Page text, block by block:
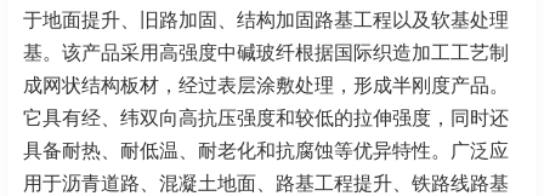
于地面提升、旧路加固、结构加固路基工程以及软基处理
基。该产品采用高强度中碱玻纤根据国际织造加工工艺制
成网状结构板材，经过表层涂敷处理，形成半刚度产品。
它具有经、纬双向高抗压强度和较低的拉伸强度，同时还
具备耐热、耐低温、耐老化和抗腐蚀等优异特性。广泛应
用于沥青道路、混凝土地面、路基工程提升、铁路线路基